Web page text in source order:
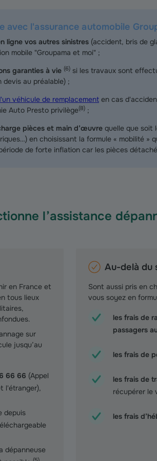
avec l'assurance automobile
ligne vos autres sinistres (accident, bris de
mobile "Groupama et moi" ;
garanties à vie (6) si les travaux sont
devis au préalable) ;
véhicule de remplacement en cas
Auto Presto privilège(8) ;
pièces et main d’œuvre quelle que soit
en choisissant la formule « mobilité »
de forte inflation car les pièces
l’assistance
en France et
tous lieux
sur
jusqu’au
66 66 (Appel
l'étranger),
depuis
dépanneuse
Au-delà du
Sont aussi pris en
vous soyez en
les frais de
passagers
les frais de
les frais de
récupérer le
les frais